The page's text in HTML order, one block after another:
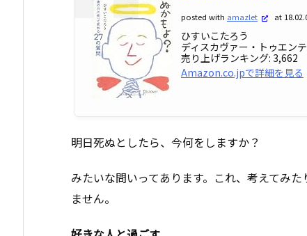
posted with amazlet at
ひすいこたろう
ディスカヴァー・トゥエン
売り上げランキング: 3,662
Amazon.co.jpで詳細を見る
明日死ぬとしたら、今何をしますか？
みたいな問いってあります。これ、考えてみ
ません。